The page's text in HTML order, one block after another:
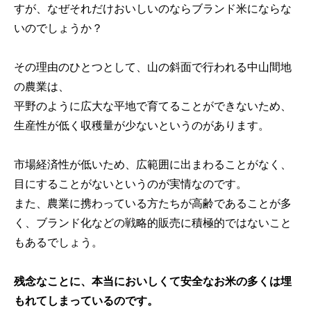
すが、なぜそれだけおいしいのならブランド米にならな
いのでしょうか？
その理由のひとつとして、山の斜面で行われる中山間地
の農業は、
平野のように広大な平地で育てることができないため、
生産性が低く収穫量が少ないというのがあります。
市場経済性が低いため、広範囲に出まわることがなく、
目にすることがないというのが実情なのです。
また、農業に携わっている方たちが高齢であることが多
く、ブランド化などの戦略的販売に積極的ではないこと
もあるでしょう。
残念なことに、本当においしくて安全なお米の多くは埋
もれてしまっているのです。